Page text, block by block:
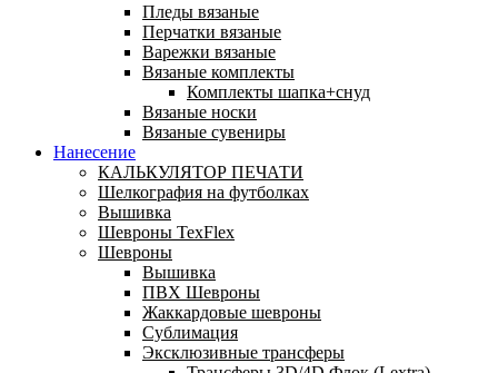
Пледы вязаные
Перчатки вязаные
Варежки вязаные
Вязаные комплекты
Комплекты шапка+снуд
Вязаные носки
Вязаные сувениры
Нанесение
КАЛЬКУЛЯТОР ПЕЧАТИ
Шелкография на футболках
Вышивка
Шевроны TexFlex
Шевроны
Вышивка
ПВХ Шевроны
Жаккардовые шевроны
Сублимация
Эксклюзивные трансферы